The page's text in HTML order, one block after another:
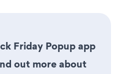
Friday Popup app
out more about